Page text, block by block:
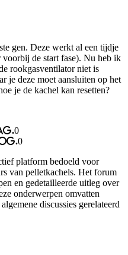
gen. Deze werkt al een tijdje
voorbij de start fase). Nu heb ik
rookgasventilator niet is
je deze moet aansluiten op het
je de kachel kan resetten?
0
0
platform bedoeld voor
van pelletkachels. Het forum
en gedetailleerde uitleg over
onderwerpen omvatten
discussies gerelateerd